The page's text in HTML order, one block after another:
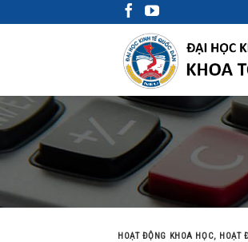
to
HOẠT ĐỘNG KHOA HỌC, HOẠT